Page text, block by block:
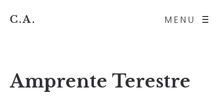
MENU
C.A.
Amprente Terestre